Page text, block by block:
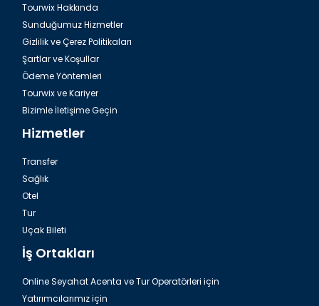
Tourwix Hakkında
Sunduğumuz Hizmetler
Gizlilik ve Çerez Politikaları
Şartlar ve Koşullar
Ödeme Yöntemleri
Tourwix ve Kariyer
Bizimle İletişime Geçin
Hizmetler
Transfer
Sağlık
Otel
Tur
Uçak Bileti
İş Ortakları
Online Seyahat Acenta ve Tur Operatörleri için
Yatırımcılarımız için